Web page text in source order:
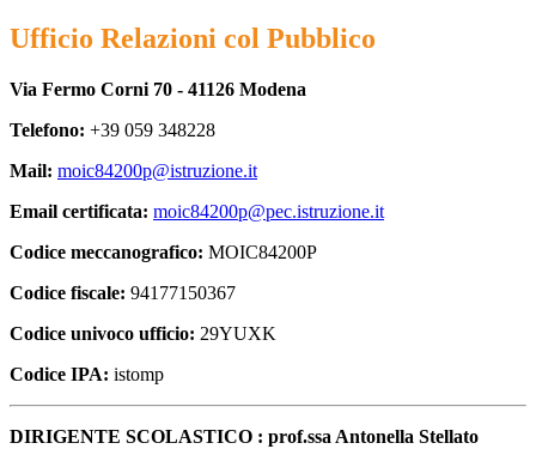
Ufficio Relazioni col Pubblico
Via Fermo Corni 70 - 41126 Modena
Telefono: +39 059 348228
Mail: moic84200p@istruzione.it
Email certificata: moic84200p@pec.istruzione.it
Codice meccanografico: MOIC84200P
Codice fiscale: 94177150367
Codice univoco ufficio: 29YUXK
Codice IPA: istomp
DIRIGENTE SCOLASTICO : prof.ssa Antonella Stellato